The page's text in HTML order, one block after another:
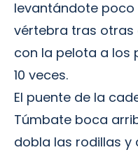
levantándote
vértebra tras otras
con la pelota a los
10 veces.
El puente de la
Túmbate boca
dobla las rodillas